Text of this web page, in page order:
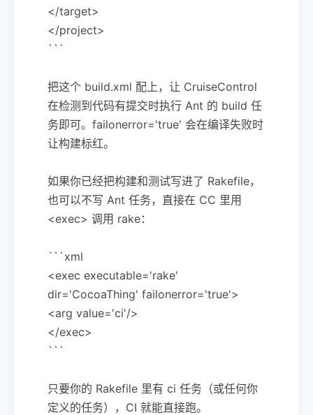
</target>
</project>
```
把这个 build.xml 配上，让 CruiseControl
在检测到代码有提交时执行 Ant 的 build 任
务即可。failonerror='true' 会在编译失败时
让构建标红。
如果你已经把构建和测试写进了 Rakefile，
也可以不写 Ant 任务，直接在 CC 里用
<exec> 调用 rake：
```xml
<exec executable='rake'
dir='CocoaThing' failonerror='true'>
<arg value='ci'/>
</exec>
```
只要你的 Rakefile 里有 ci 任务（或任何你
定义的任务），CI 就能直接跑。